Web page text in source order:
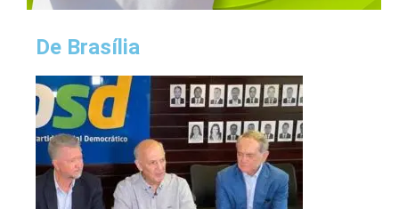
De Brasília